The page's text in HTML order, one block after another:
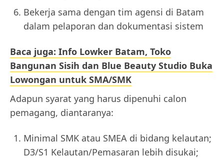
Bekerja sama dengan tim agensi di Batam
dalam pelaporan dan dokumentasi sistem
Baca juga: Info Lowker Batam, Toko
Bangunan Sisih dan Blue Beauty Studio Buka
Lowongan untuk SMA/SMK
Adapun syarat yang harus dipenuhi calon
pemagang, diantaranya:
Minimal SMK atau SMEA di bidang kelautan;
D3/S1 Kelautan/Pemasaran lebih disukai;